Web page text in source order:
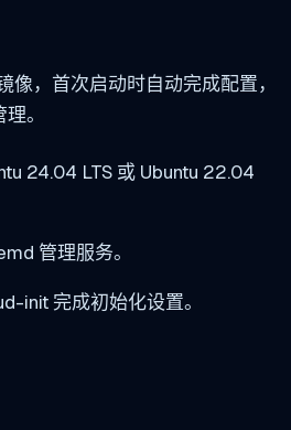
像，首次启动时自动完成配置，
。
24.04 LTS 或 Ubuntu 22.04
管理服务。
init 完成初始化设置。